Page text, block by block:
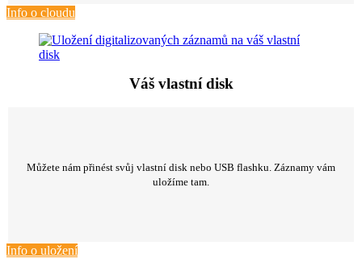
Info o cloudu
Váš vlastní disk
Můžete nám přinést svůj vlastní disk nebo USB flashku. Záznamy vám
uložíme tam.
Info o uložení